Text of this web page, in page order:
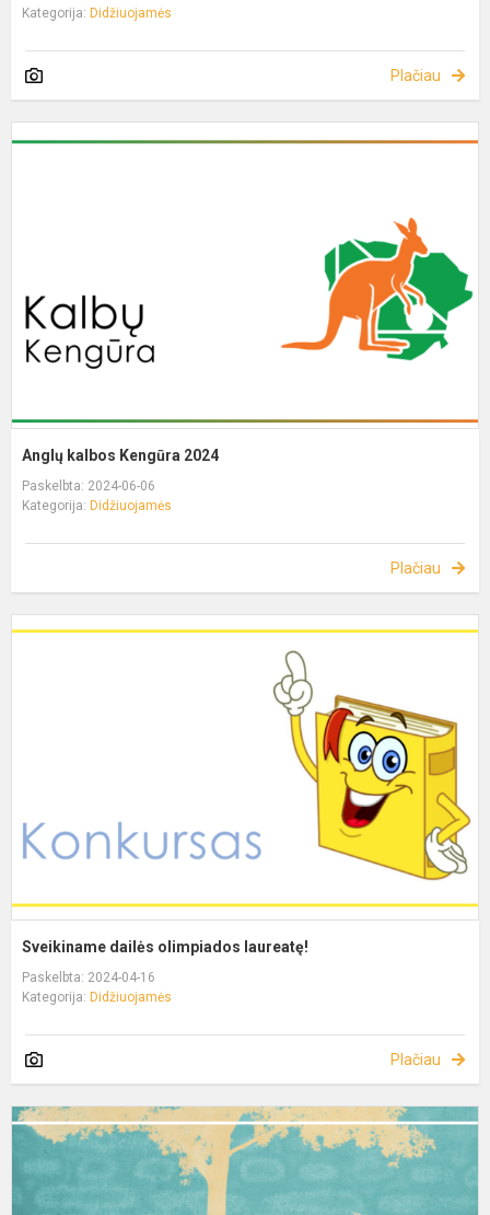
Kategorija: Didžiuojamės
Plačiau
Anglų kalbos Kengūra 2024
Paskelbta: 2024-06-06
Kategorija: Didžiuojamės
Plačiau
Sveikiname dailės olimpiados laureatę!
Paskelbta: 2024-04-16
Kategorija: Didžiuojamės
Plačiau